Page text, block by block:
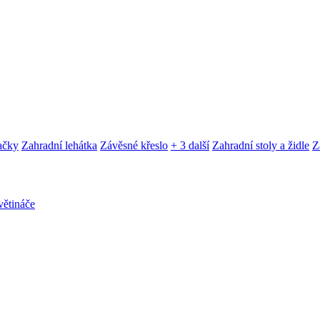
Zahradní lehátka Závěsné křeslo + 3 další Zahradní stoly a židle